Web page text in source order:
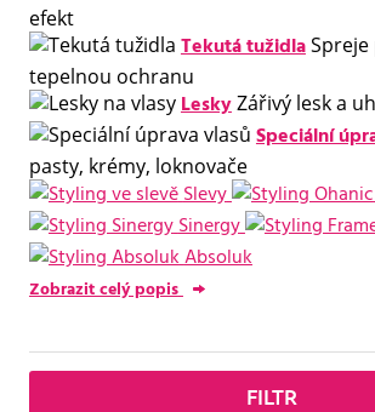
efekt
Tekutá tužidla
tepelnou ochranu
LeskyZářivý lesk a
Speciální
pasty, krémy, loknovače
Slevy
Sinergy
Absoluk
Zobrazit celý popis
FILTR